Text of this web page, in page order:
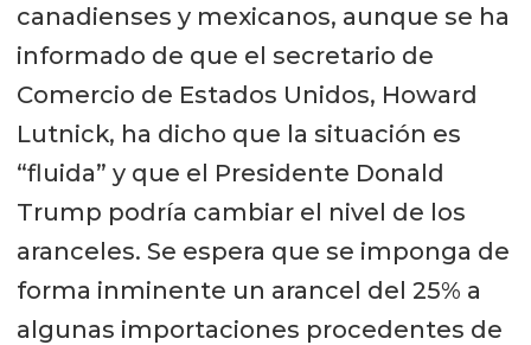
canadienses y mexicanos, aunque se ha
informado de que el secretario de
Comercio de Estados Unidos, Howard
Lutnick, ha dicho que la situación es
“fluida” y que el Presidente Donald
Trump podría cambiar el nivel de los
aranceles. Se espera que se imponga de
forma inminente un arancel del 25% a
algunas importaciones procedentes de